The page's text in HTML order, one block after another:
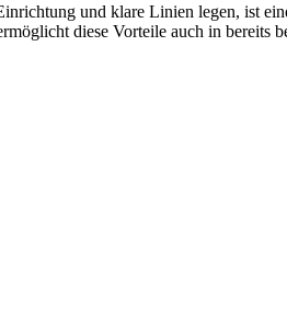
und klare Linien legen, ist
diese Vorteile auch in